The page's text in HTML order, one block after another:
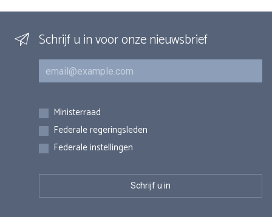
Schrijf u in voor onze nieuwsbrief
E-mail
Inschrijvingen
Ministerraad
Federale regeringsleden
Federale instellingen